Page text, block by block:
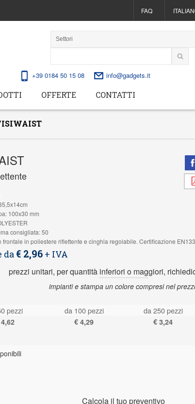
FAQ
+39 0184 50 15 08 info@gadgets.it
OFFERTE CONTATTI
100x30 mm
consigliata: 50
frontale in poliestere riflettente e cinghia regolabile. Certificazione
da € 2,96 + IVA
prezzi unitari, per quantità inferiori o maggiori,
impianti e stampa un colore compresi nel
pezzi da 100 pezzi
€ 4,29
da 250 pezzi
€ 3,24
Calcola il tuo preventivo